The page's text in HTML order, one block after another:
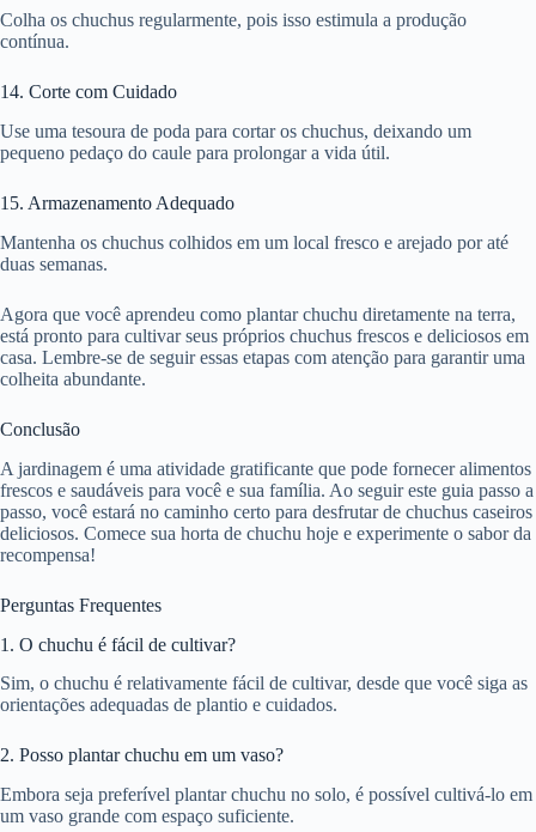
Colha os chuchus regularmente, pois isso estimula a produção
contínua.
14. Corte com Cuidado
Use uma tesoura de poda para cortar os chuchus, deixando um
pequeno pedaço do caule para prolongar a vida útil.
15. Armazenamento Adequado
Mantenha os chuchus colhidos em um local fresco e arejado por até
duas semanas.
Agora que você aprendeu como plantar chuchu diretamente na terra,
está pronto para cultivar seus próprios chuchus frescos e deliciosos em
casa. Lembre-se de seguir essas etapas com atenção para garantir uma
colheita abundante.
Conclusão
A jardinagem é uma atividade gratificante que pode fornecer alimentos
frescos e saudáveis para você e sua família. Ao seguir este guia passo a
passo, você estará no caminho certo para desfrutar de chuchus caseiros
deliciosos. Comece sua horta de chuchu hoje e experimente o sabor da
recompensa!
Perguntas Frequentes
1. O chuchu é fácil de cultivar?
Sim, o chuchu é relativamente fácil de cultivar, desde que você siga as
orientações adequadas de plantio e cuidados.
2. Posso plantar chuchu em um vaso?
Embora seja preferível plantar chuchu no solo, é possível cultivá-lo em
um vaso grande com espaço suficiente.